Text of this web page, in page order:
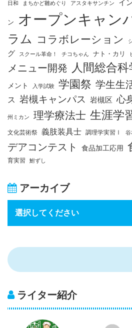
日和
まちかど雛めぐり アスタキサンチン イ
ン オープンキャン
ラム コラボレーション
グ
スクール革命！ チコちゃん ナト・カリ
メニュー開発 人間総合
メント
入学試験 学園祭 学生生
ス 岩槻キャンパス 岩槻区 心
州ミカン 理学療法士 生涯学
文化芸術祭 義肢装具士 調理学実習Ⅰ 谷
デアコンテスト
食品加工応用
育実習
鮒ずし
アーカイブ
ライター紹介